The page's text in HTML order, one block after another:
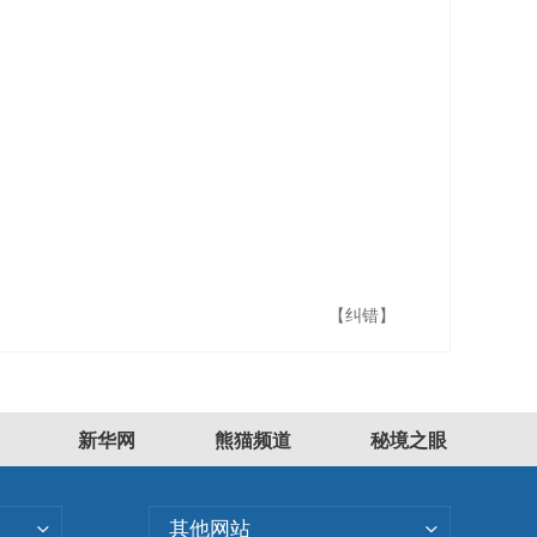
【纠错】
新华网 熊猫频道 秘境之眼
其他网站